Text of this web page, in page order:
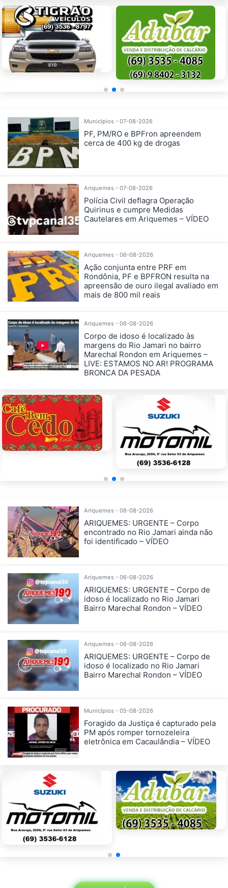
Municípios - 07-08-2026
PF, PM/RO e BPFron apreendem
cerca de 400 kg de drogas
Ariquemes - 07-08-2026
Polícia Civil deflagra Operação
Quirinus e cumpre Medidas
Cautelares em Ariquemes – VÍDEO
Ariquemes - 06-08-2026
Ação conjunta entre PRF em
Rondônia, PF e BPFRON resulta na
apreensão de ouro ilegal avaliado em
mais de 800 mil reais
Ariquemes - 06-08-2026
Corpo de idoso é localizado às
margens do Rio Jamari no bairro
Marechal Rondon em Ariquemes –
LIVE: ESTAMOS NO AR! PROGRAMA
BRONCA DA PESADA
Ariquemes - 06-08-2026
ARIQUEMES: URGENTE – Corpo
encontrado no Rio Jamari ainda não
foi identificado – VÍDEO
Ariquemes - 06-08-2026
ARIQUEMES: URGENTE – Corpo de
idoso é localizado no Rio Jamari
Bairro Marechal Rondon – VÍDEO
Ariquemes - 06-08-2026
ARIQUEMES: URGENTE – Corpo de
idoso é localizado no Rio Jamari
Bairro Marechal Rondon – VÍDEO
Municípios - 05-08-2026
Foragido da Justiça é capturado pela
PM após romper tornozeleira
eletrônica em Cacaulândia – VÍDEO